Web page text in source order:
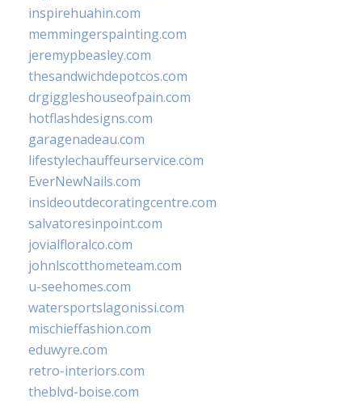
inspirehuahin.com
memmingerspainting.com
jeremypbeasley.com
thesandwichdepotcos.com
drgiggleshouseofpain.com
hotflashdesigns.com
garagenadeau.com
lifestylechauffeurservice.com
EverNewNails.com
insideoutdecoratingcentre.com
salvatoresinpoint.com
jovialfloralco.com
johnlscotthometeam.com
u-seehomes.com
watersportslagonissi.com
mischieffashion.com
eduwyre.com
retro-interiors.com
theblvd-boise.com